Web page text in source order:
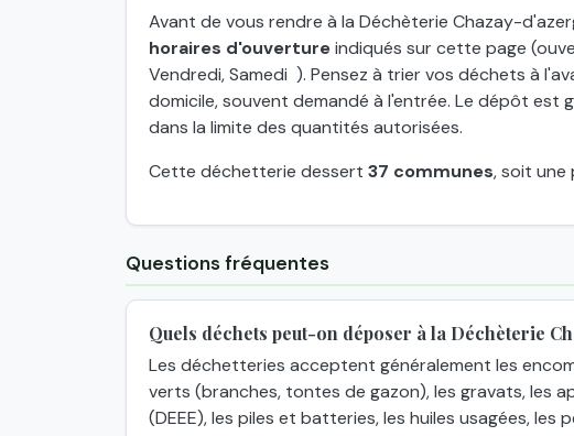
Avant de vous rendre à la Déchèterie Chazay-
horaires d'ouvertureindiqués sur cette page
Vendredi, Samedi ). Pensez à trier vos déchets à
domicile, souvent demandé à l'entrée. Le dépôt est
dans la limite des quantités autorisées.
Cette déchetterie dessert 37 communes, soit
Questions fréquentes
Quels déchets peut-on déposer à la Déchèterie
Les déchetteries acceptent généralement les
verts (branches, tontes de gazon), les gravats, les
(DEEE), les piles et batteries, les huiles usagées,